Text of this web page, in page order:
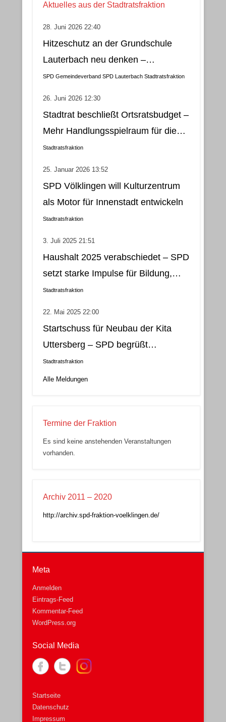
Aktuelles aus der Stadtratsfraktion
28. Juni 2026 22:40
Hitzeschutz an der Grundschule
Lauterbach neu denken –
Klimatisierung als wirtschaftliche
SPD Gemeindeverband SPD Lauterbach Stadtratsfraktion
26. Juni 2026 12:30
Stadtrat beschließt Ortsratsbudget –
Mehr Handlungsspielraum für die
Gemeindebezirke
Stadtratsfraktion
25. Januar 2026 13:52
SPD Völklingen will Kulturzentrum
als Motor für Innenstadt entwickeln
Stadtratsfraktion
3. Juli 2025 21:51
Haushalt 2025 verabschiedet – SPD
setzt starke Impulse für Bildung,
soziale Gerechtigkeit, Stadtteilleben
Stadtratsfraktion
22. Mai 2025 22:00
Startschuss für Neubau der Kita
Uttersberg – SPD begrüßt
Entscheidung als wichtigen Schritt
für Fürstenhausen
Stadtratsfraktion
Alle Meldungen
Termine der Fraktion
Es sind keine anstehenden Veranstaltungen
vorhanden.
Archiv 2011 – 2020
http://archiv.spd-fraktion-voelklingen.de/
Meta
Anmelden
Eintrags-Feed
Kommentar-Feed
WordPress.org
Social Media
Startseite
Datenschutz
Impressum